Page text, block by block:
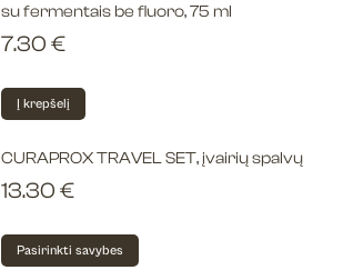
su fermentais be fluoro, 75 ml
7.30 €
Į krepšelį
CURAPROX TRAVEL SET, įvairių spalvų
13.30 €
Pasirinkti savybes